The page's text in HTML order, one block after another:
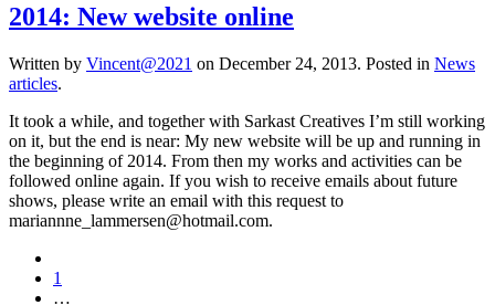
2014: New website online
Written by Vincent@2021 on December 24, 2013. Posted in News
articles.
It took a while, and together with Sarkast Creatives I’m still working
on it, but the end is near: My new website will be up and running in
the beginning of 2014. From then my works and activities can be
followed online again. If you wish to receive emails about future
shows, please write an email with this request to
mariannne_lammersen@hotmail.com.
1
…